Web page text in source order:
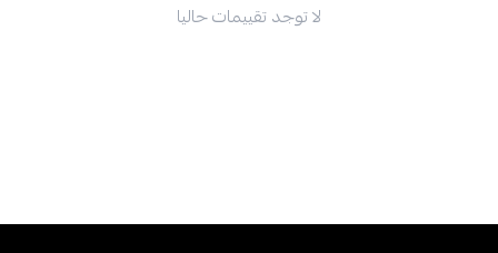
لا توجد تقييمات حاليا